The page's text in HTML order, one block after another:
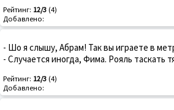
Рейтинг: 12/3 (4)
Добавлено:
- Шо я слышу, Абрам! Так вы играете в
- Случается иногда, Фима. Рояль таскать
Рейтинг: 12/3 (4)
Добавлено: